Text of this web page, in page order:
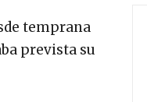
temprana
prevista su